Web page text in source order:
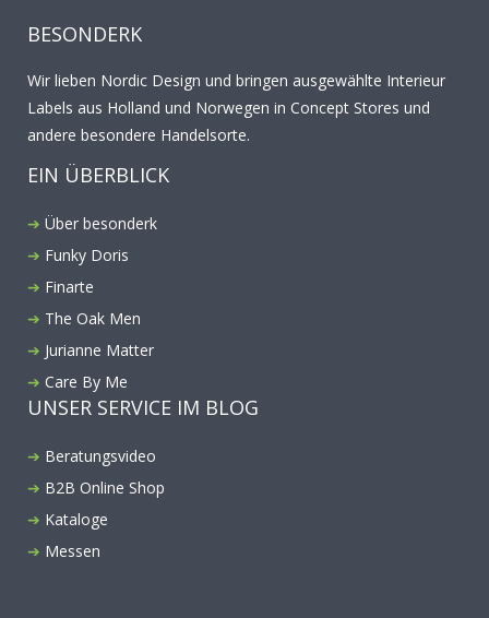
BESONDERK
Wir lieben Nordic Design und bringen ausgewählte Interieur
Labels aus Holland und Norwegen in Concept Stores und
andere besondere Handelsorte.
EIN ÜBERBLICK
Über besonderk
Funky Doris
Finarte
The Oak Men
Jurianne Matter
Care By Me
UNSER SERVICE IM BLOG
Beratungsvideo
B2B Online Shop
Kataloge
Messen